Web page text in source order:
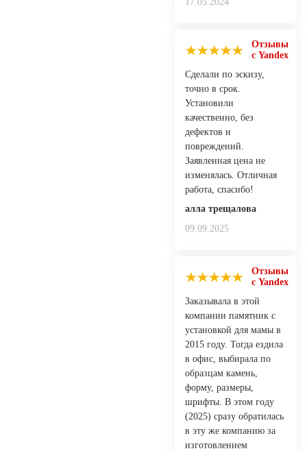
Отзывы
с Yandex
Сделали по эскизу,
точно в срок.
Установили
качественно, без
дефектов и
повреждений.
Заявленная цена не
изменялась. Отличная
работа, спасибо!
алла трещалова
09.09.2025
Отзывы
с Yandex
Заказывала в этой
компании памятник с
установкой для мамы в
2015 году. Тогда ездила
в офис, выбирала по
образцам камень,
форму, размеры,
шрифты. В этом году
(2025) сразу обратилась
в эту же компанию за
изготовлением